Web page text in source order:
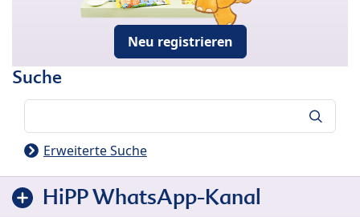
Neu registrieren
Suche
Erweiterte Suche
HiPP WhatsApp-Kanal